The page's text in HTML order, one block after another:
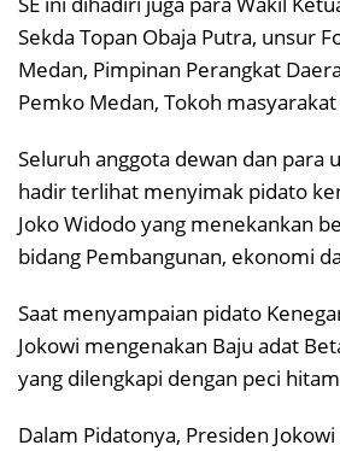
Sekda Topan Obaja Putra, unsur
Medan, Pimpinan Perangkat
Pemko Medan, Tokoh
Seluruh anggota dewan dan para
hadir terlihat menyimak pidato
Joko Widodo yang menekankan
bidang Pembangunan, ekonomi
Saat menyampaian pidato
Jokowi mengenakan Baju adat
yang dilengkapi dengan peci
Dalam Pidatonya, Presiden